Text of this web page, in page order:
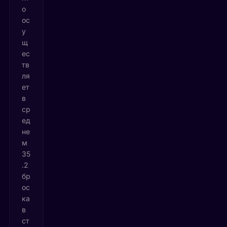
о
ос
у
щ
ес
тв
ля
ет
в
ср
ед
не
м
35
.2
бр
ос
ка
в
ст